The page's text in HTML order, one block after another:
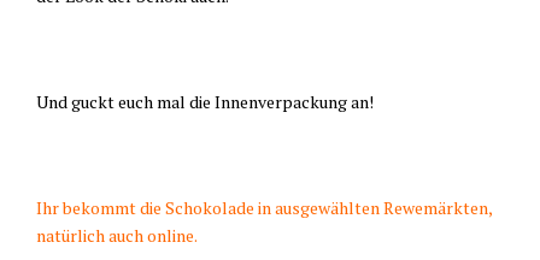
Und guckt euch mal die Innenverpackung an!
Ihr bekommt die Schokolade in ausgewählten Rewemärkten,
natürlich auch online.